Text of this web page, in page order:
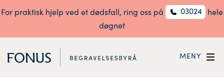
For praktisk hjelp ved et dødsfall, ring oss på 03024
hele
døgnet
MENY